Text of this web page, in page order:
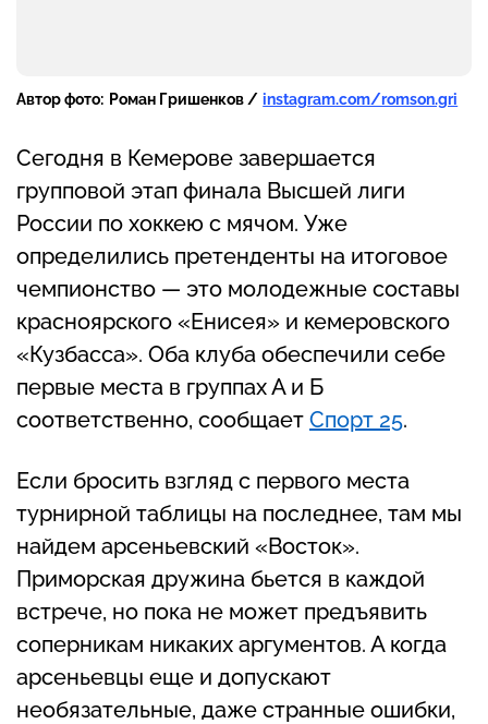
Автор фото: Роман Гришенков / instagram.com/romson.gri
Сегодня в Кемерове завершается
групповой этап финала Высшей лиги
России по хоккею с мячом. Уже
определились претенденты на итоговое
чемпионство — это молодежные составы
красноярского «Енисея» и кемеровского
«Кузбасса». Оба клуба обеспечили себе
первые места в группах А и Б
соответственно, сообщает Спорт 25.
Если бросить взгляд с первого места
турнирной таблицы на последнее, там мы
найдем арсеньевский «Восток».
Приморская дружина бьется в каждой
встрече, но пока не может предъявить
соперникам никаких аргументов. А когда
арсеньевцы еще и допускают
необязательные, даже странные ошибки,